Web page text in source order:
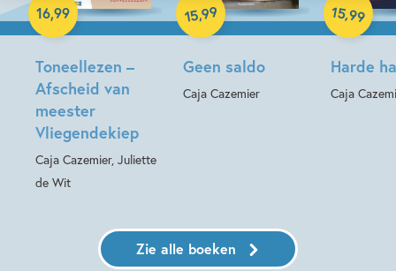
Toneellezen –
Afscheid van
meester
Vliegendekiep
Caja Cazemier, Juliette
de Wit
16,99
Hardcover
Geen saldo
Caja Cazemier
15,99
Harde
Caja
15,99
Zie alle boeken